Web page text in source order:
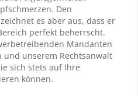
Den
es aber aus, dass er
perfekt beherrscht.
Mandanten
unserem Rechtsanwalt
sich stets auf Ihre
können.